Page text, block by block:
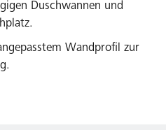
Duschwannen und
Wandprofil zur